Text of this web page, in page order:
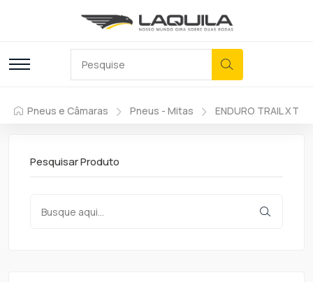
Pneus e Câmaras Pneus - Mitas ENDURO TRAIL XT
Pesquisar Produto